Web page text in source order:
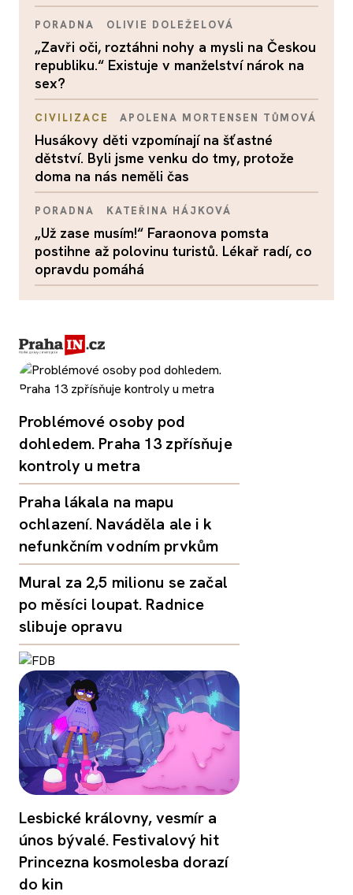
PORADNA OLIVIE DOLEŽELOVÁ
„Zavři oči, roztáhni nohy a mysli na Českou
republiku.“ Existuje v manželství nárok na
sex?
CIVILIZACE APOLENA MORTENSEN TŮMOVÁ
Husákovy děti vzpomínají na šťastné
dětství. Byli jsme venku do tmy, protože
doma na nás neměli čas
PORADNA KATEŘINA HÁJKOVÁ
„Už zase musím!“ Faraonova pomsta
postihne až polovinu turistů. Lékař radí, co
opravdu pomáhá
Problémové osoby pod
dohledem. Praha 13 zpřísňuje
kontroly u metra
Praha lákala na mapu
ochlazení. Naváděla ale i k
nefunkčním vodním prvkům
Mural za 2,5 milionu se začal
po měsíci loupat. Radnice
slibuje opravu
Lesbické královny, vesmír a
únos bývalé. Festivalový hit
Princezna kosmolesba dorazí
do kin